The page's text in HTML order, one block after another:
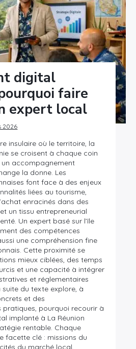
digital
faire
expert local
2026
insulaire où le territoire, la
se croisent à chaque coin
accompagnement
la donne. Les
font face à des enjeux
liées au tourisme,
enracinés dans des
un tissu entrepreneurial
Un expert basé sur l’île
des compétences
une compréhension fine
Cette proximité se
mieux ciblées, des temps
et une capacité à intégrer
et réglementaires
suite du texte explore, à
et des
pourquoi recourir à
implanté à La Réunion
rentable. Chaque
facette clé : missions du
du marché local,